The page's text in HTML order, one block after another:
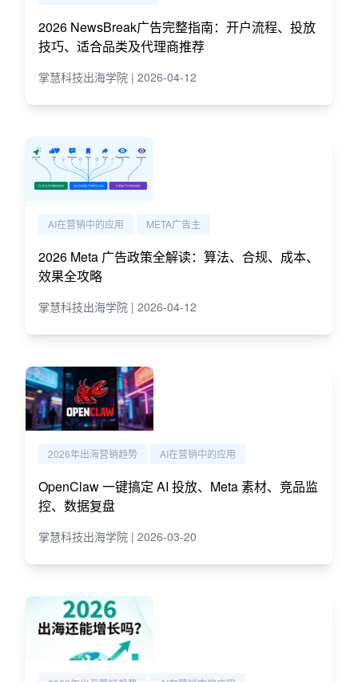
2026 NewsBreak广告完整指南：开户流程、投放
技巧、适合品类及代理商推荐
掌慧科技出海学院 | 2026-04-12
AI在营销中的应用 META广告主
2026 Meta 广告政策全解读：算法、合规、成本、
效果全攻略
掌慧科技出海学院 | 2026-04-12
2026年出海营销趋势 AI在营销中的应用
OpenClaw 一键搞定 AI 投放、Meta 素材、竞品监
控、数据复盘
掌慧科技出海学院 | 2026-03-20